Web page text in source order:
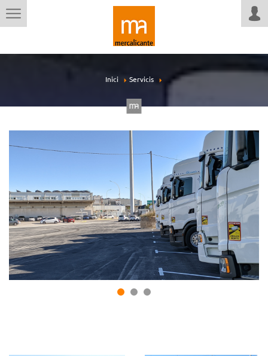
Inici Servicis